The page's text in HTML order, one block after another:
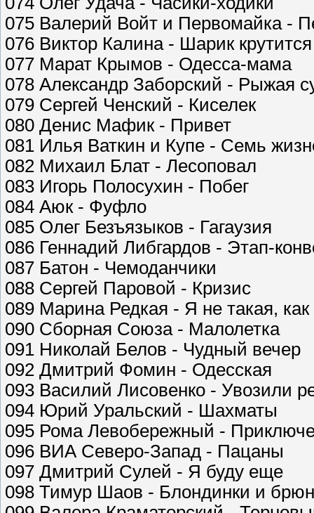
075 Валерий Войт и Первомайка -
076 Виктор Калина - Шарик крутится
077 Марат Крымов - Одесса-мама
078 Александр Заборский - Рыжая
079 Сергей Ченский - Киселек
080 Денис Мафик - Привет
081 Илья Ваткин и Купе - Семь
082 Михаил Блат - Лесоповал
083 Игорь Полосухин - Побег
084 Аюк - Фуфло
085 Олег Безъязыков - Гагаузия
086 Геннадий Либгардов - Этап-
087 Батон - Чемоданчики
088 Сергей Паровой - Кризис
089 Марина Редкая - Я не такая, как
090 Сборная Союза - Малолетка
091 Николай Белов - Чудный вечер
092 Дмитрий Фомин - Одесская
093 Василий Лисовенко - Увозили
094 Юрий Уральский - Шахматы
095 Рома Левобережный -
096 ВИА Северо-Запад - Пацаны
097 Дмитрий Сулей - Я буду еще
098 Тимур Шаов - Блондинки и